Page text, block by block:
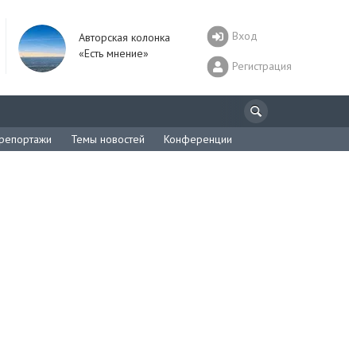
Авторская колонка
«Есть мнение»
Вход
Регистрация
Темы новостей Конференции